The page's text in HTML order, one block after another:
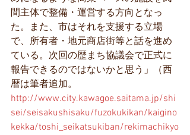
間主体で整備・運営する方向となっ
た。また、市はそれを支援する立場
で、所有者・地元商店街等と話を進め
ている。次回の歴まち協議会で正式に
報告できるのではないかと思う」（西
暦は筆者追加。
http://www.city.kawagoe.saitama.jp/shi
sei/seisakushisaku/fuzokukikan/kaigino
kekka/toshi_seikatsukiban/rekimachikyo